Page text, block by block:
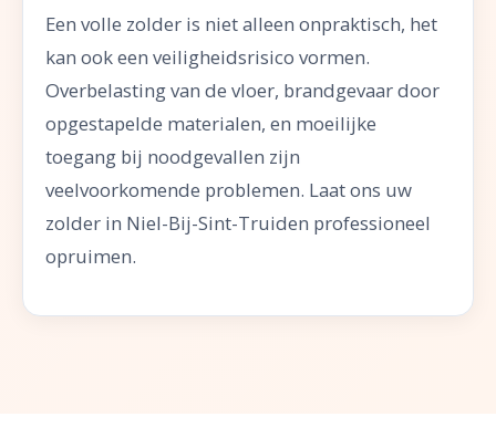
Een volle zolder is niet alleen onpraktisch, het
kan ook een veiligheidsrisico vormen.
Overbelasting van de vloer, brandgevaar door
opgestapelde materialen, en moeilijke
toegang bij noodgevallen zijn
veelvoorkomende problemen. Laat ons uw
zolder in Niel-Bij-Sint-Truiden professioneel
opruimen.